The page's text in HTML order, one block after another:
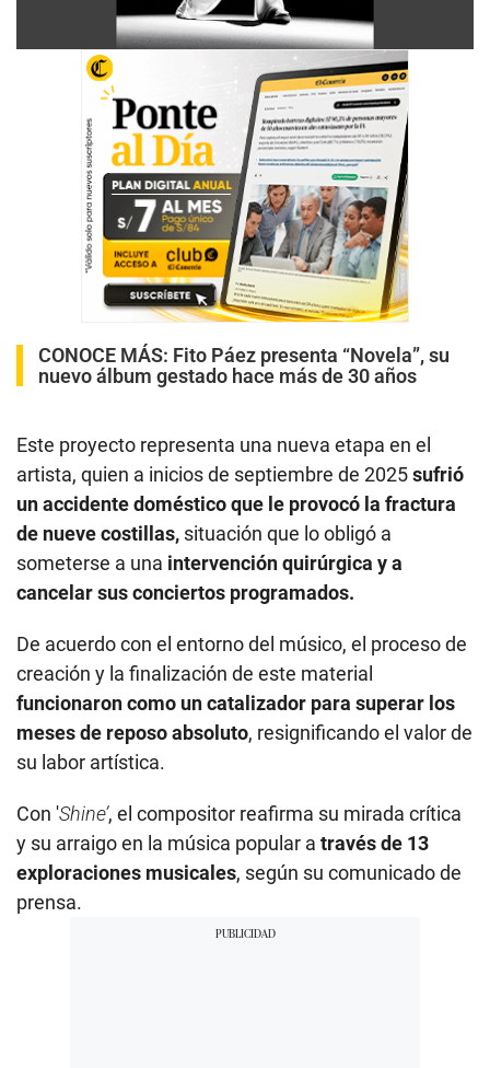
CONOCE MÁS: Fito Páez presenta “Novela”, su
nuevo álbum gestado hace más de 30 años
Este proyecto representa una nueva etapa en el
artista, quien a inicios de septiembre de 2025sufrió
un accidente doméstico que le provocó la fractura
de nueve costillas, situación que lo obligó a
someterse a una intervención quirúrgica y a
cancelar sus conciertos programados.
De acuerdo con el entorno del músico, el proceso de
creación y la finalización de este material
funcionaron como un catalizador para superar los
meses de reposo absoluto, resignificando el valor de
su labor artística.
Con 'Shine’, el compositor reafirma su mirada crítica
y su arraigo en la música popular a través de 13
exploraciones musicales, según su comunicado de
prensa.